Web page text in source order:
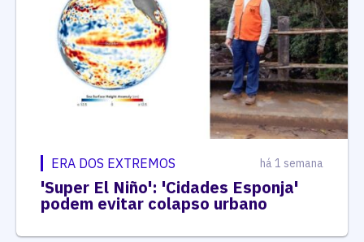
ERA DOS EXTREMOS há 1 semana
'Super El Niño': 'Cidades Esponja'
podem evitar colapso urbano